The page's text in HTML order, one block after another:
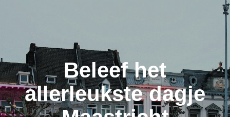
Beleef het
allerleukste dagje